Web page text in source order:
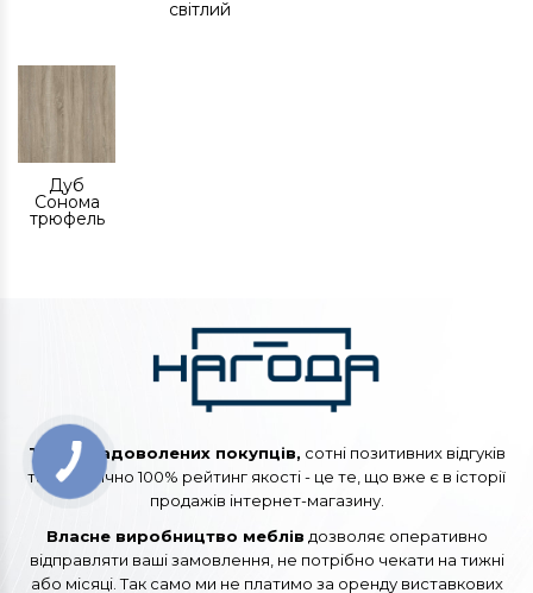
світлий
Дуб
Сонома
трюфель
Тисячі задоволених покупців, сотні позитивних відгуків
та практично 100% рейтинг якості - це те, що вже є в історії
продажів інтернет-магазину.
Власне виробництво меблів дозволяє оперативно
відправляти ваші замовлення, не потрібно чекати на тижні
або місяці. Так само ми не платимо за оренду виставкових